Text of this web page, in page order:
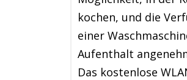
kochen, und die
einer
Aufenthalt
Das kostenlose